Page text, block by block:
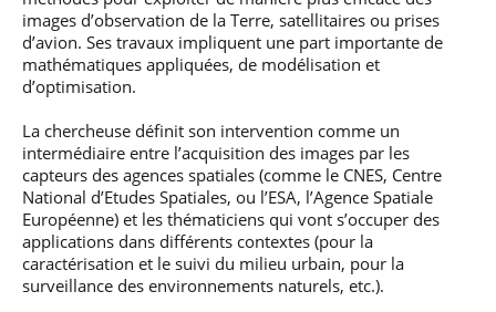
S’engager à Télécom
Paris
Numérique
responsable : nos
élèves impliqués
Parcours Numérique
Responsable
Enquête 1er emploi
Corps des Mines
Parcours Talents : un
Double Diplôme
Artificielle en
alternance
(admissions closes)
Expert
réseaux et des
systèmes
d’information
Intelligence
Artificielle – Expert
Data & MLops
Intelligence
Je suis élève en
situation de
handicap, comment
faire ?
préparez votre
arrivée
Financement
Entreprises &
solutions Mastère
Spécialisé
Brochures &
professionnel
• Journaliste
• Diplômé
• Créateur d’entreprise
images d’observation de la Terre, satellitaires ou prises
d’avion. Ses travaux impliquent une part importante de
mathématiques appliquées, de modélisation et
d’optimisation.
La chercheuse définit son intervention comme un
intermédiaire entre l’acquisition des images par les
capteurs des agences spatiales (comme le CNES, Centre
National d’Etudes Spatiales, ou l’ESA, l’Agence Spatiale
Européenne) et les thématiciens qui vont s’occuper des
applications dans différents contextes (pour la
caractérisation et le suivi du milieu urbain, pour la
surveillance des environnements naturels, etc.).